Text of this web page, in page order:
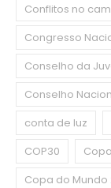
Conflitos no
Congresso
Conselho da
Conselho
conta de luz
COP30
Copa do Mundo